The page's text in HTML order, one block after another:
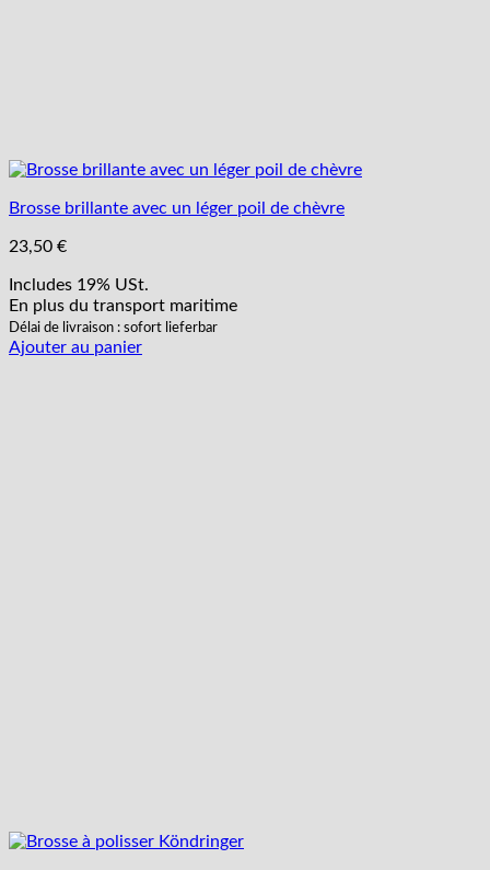
Brosse brillante avec un léger poil de chèvre
23,50 €
Includes 19% USt.
En plus du transport maritime
Délai de livraison : sofort lieferbar
Ajouter au panier